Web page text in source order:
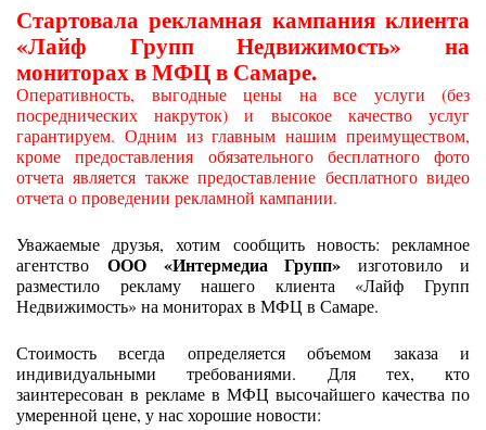
Стартовала рекламная кампания клиента
«Лайф Групп Недвижимость» на
мониторах в МФЦ в Самаре.
Оперативность, выгодные цены на все услуги (без
посреднических накруток) и высокое качество услуг
гарантируем. Одним из главным нашим преимуществом,
кроме предоставления обязательного бесплатного фото
отчета является также предоставление бесплатного видео
отчета о проведении рекламной кампании.
Уважаемые друзья, хотим сообщить новость: рекламное
агентство ООО «Интермедиа Групп» изготовило и
разместило рекламу нашего клиента «Лайф Групп
Недвижимость» на мониторах в МФЦ в Самаре.
Стоимость всегда определяется объемом заказа и
индивидуальными требованиями. Для тех, кто
заинтересован в рекламе в МФЦ высочайшего качества по
умеренной цене, у нас хорошие новости: